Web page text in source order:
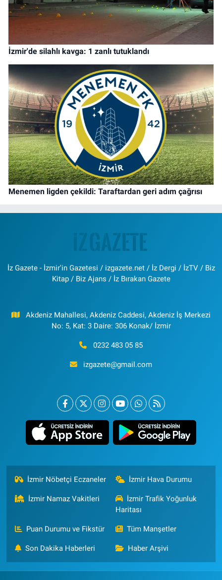
İzmir'de silahlı kavga: 1 zanlı tutuklandı
Menemen ligden çekildi: Taraftardan geri adım çağrısı
İz Gazete - İzmir'in Gazetesi / izgazete.net / İz Dergi / İzTV / Biz
Kitap / Biz Ajans / İz Bırakan Gazete
Akdeniz Mahallesi, Akdeniz Caddesi, Akdeniz İş Merkezi
No: 5, Kat: 3 Daire: 306 Konak/ İzmir
0232 483 05 85
izgazete@gmail.com
İzmir Nöbetçi Eczaneler İzmir Hava Durumu
İzmir Namaz Vakitleri
İzmir Trafik Yoğunluk
Haritası
Puan Durumu ve Fikstür Tüm Manşetler
Son Dakika Haberleri Haber Arşivi